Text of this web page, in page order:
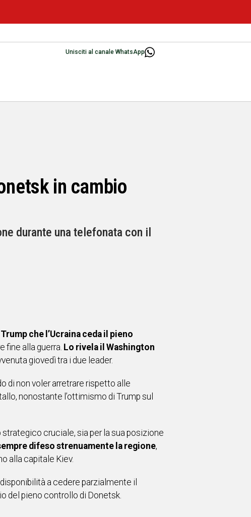
Unisciti al canale WhatsApp
in cambio
durante una telefonata con il
che l’Ucraina ceda il pieno
fine alla guerra. Lo rivela il Washington
giovedì tra i due leader.
di non voler arretrare rispetto alle
nonostante l’ottimismo di Trump sul
cruciale, sia per la sua posizione
difeso strenuamente la regione,
alla capitale Kiev.
a cedere parzialmente il
del pieno controllo di Donetsk.